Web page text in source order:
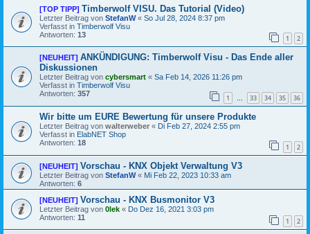
[TOP TIPP] Timberwolf VISU. Das Tutorial (Video)
Letzter Beitrag von StefanW« So Jul 28, 2024 8:37 pm
Verfasst in Timberwolf Visu
Antworten: 13 1 2
[NEUHEIT] ANKÜNDIGUNG: Timberwolf Visu - Das Ende aller
Diskussionen
Letzter Beitrag von cybersmart « Sa Feb 14, 2026 11:26 pm
Verfasst in Timberwolf Visu
Antworten: 357 1 … 33 34 35 36
Wir bitte um EURE Bewertung für unsere Produkte
Letzter Beitrag von walterweber « Di Feb 27, 2024 2:55 pm
Verfasst in ElabNET Shop
Antworten: 18 1 2
[NEUHEIT] Vorschau - KNX Objekt Verwaltung V3
Letzter Beitrag von StefanW« Mi Feb 22, 2023 10:33 am
Antworten: 6
[NEUHEIT] Vorschau - KNX Busmonitor V3
Letzter Beitrag von 0lek « Do Dez 16, 2021 3:03 pm
Antworten: 11 1 2